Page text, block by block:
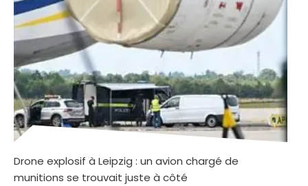
Drone explosif à Leipzig : un avion chargé de
munitions se trouvait juste à côté